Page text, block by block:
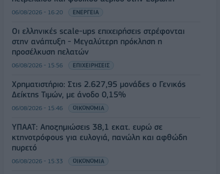
06/08/2026 - 16:20 ΕΝΕΡΓΕΙΑ
Οι ελληνικές scale-ups επιχειρήσεις στρέφονται
στην ανάπτυξη - Μεγαλύτερη πρόκληση η
προσέλκυση πελατών
06/08/2026 - 15:56 ΕΠΙΧΕΙΡΗΣΕΙΣ
Χρηματιστήριο: Στις 2.627,95 μονάδες ο Γενικός
Δείκτης Τιμών, με άνοδο 0,15%
06/08/2026 - 15:46 ΟΙΚΟΝΟΜΙΑ
ΥΠΑΑΤ: Αποζημιώσεις 38,1 εκατ. ευρώ σε
κτηνοτρόφους για ευλογιά, πανώλη και αφθώδη
πυρετό
06/08/2026 - 15:33 ΟΙΚΟΝΟΜΙΑ